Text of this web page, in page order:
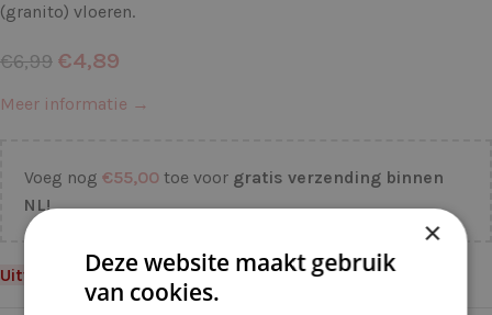
(granito) vloeren.
€6,99 €4,89
Meer informatie →
Voeg nog €55,00 toe voor gratis verzending binnen
NL!
Uitverkocht
×
Deze website maakt gebruik
van cookies.